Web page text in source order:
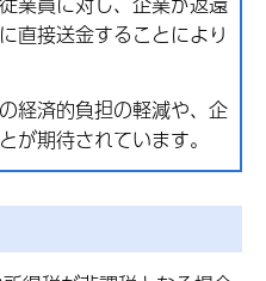
直接送金することにより
経済的負担の軽減や、企
が期待されています。